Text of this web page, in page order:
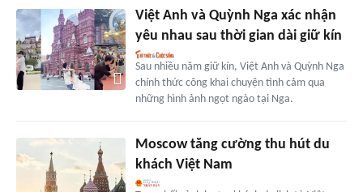
Việt Anh và Quỳnh Nga xác nhận
yêu nhau sau thời gian dài giữ kín
Sau nhiều năm giữ kín, Việt Anh và Quỳnh Nga
chính thức công khai chuyện tình cảm qua
những hình ảnh ngọt ngào tại Nga.
Moscow tăng cường thu hút du
khách Việt Nam